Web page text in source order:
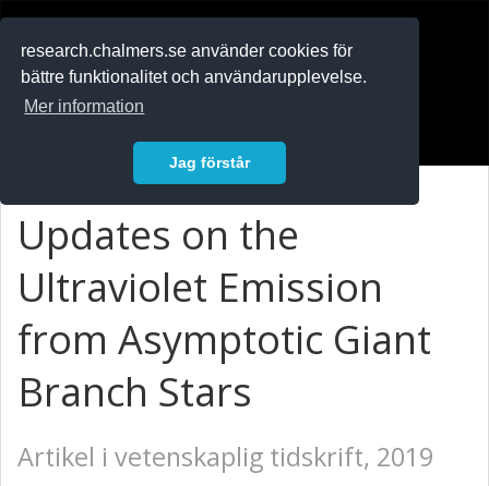
research.chalmers.se använder cookies för
bättre funktionalitet och användarupplevelse.
Mer information
Jag förstår
Updates on the
Ultraviolet Emission
from Asymptotic Giant
Branch Stars
Artikel i vetenskaplig tidskrift, 2019